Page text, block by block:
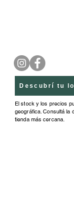
Descubrí tu
El stock y los precios
geográfica. Consultá la
tienda más cercana.